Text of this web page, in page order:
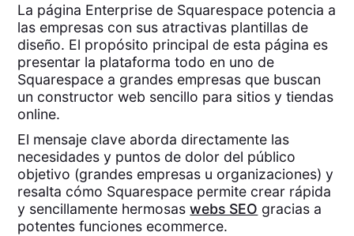
La página Enterprise de Squarespace potencia a
las empresas con sus atractivas plantillas de
diseño. El propósito principal de esta página es
presentar la plataforma todo en uno de
Squarespace a grandes empresas que buscan
un constructor web sencillo para sitios y tiendas
online.
El mensaje clave aborda directamente las
necesidades y puntos de dolor del público
objetivo (grandes empresas u organizaciones) y
resalta cómo Squarespace permite crear rápida
y sencillamente hermosaswebs SEO gracias a
potentes funciones ecommerce.